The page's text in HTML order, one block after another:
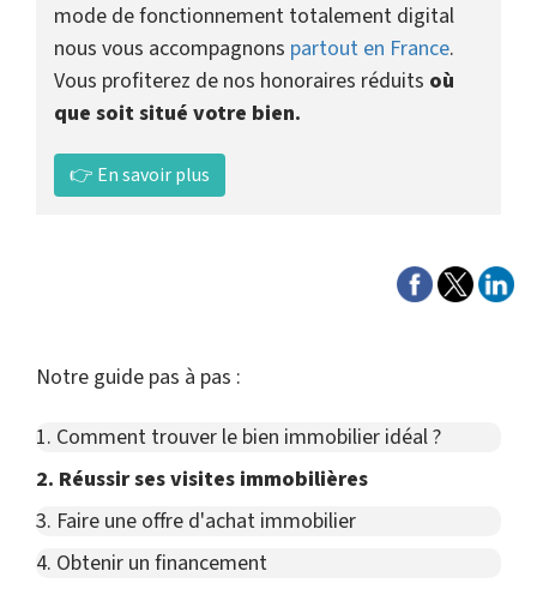
mode de fonctionnement totalement digital
nous vous accompagnons partout en France.
Vous profiterez de nos honoraires réduits où
que soit situé votre bien.
👉 En savoir plus
Notre guide pas à pas :
1. Comment trouver le bien immobilier idéal ?
2. Réussir ses visites immobilières
3. Faire une offre d'achat immobilier
4. Obtenir un financement